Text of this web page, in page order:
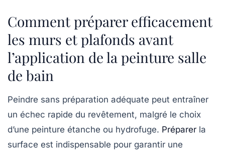
Comment préparer efficacement
les murs et plafonds avant
l’application de la peinture salle
de bain
Peindre sans préparation adéquate peut entraîner
un échec rapide du revêtement, malgré le choix
d’une peinture étanche ou hydrofuge. Préparer la
surface est indispensable pour garantir une